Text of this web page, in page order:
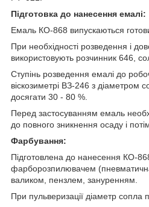
Підготовка до нанесення емалі:
Емаль КО-868 випускаються
При необхідності розведення і
використовують розчинник 646,
Ступінь розведення емалі до
віскозиметрі ВЗ-246 з
досягати 30 - 80 %.
Перед застосуванням емаль
до повного зникнення осаду і
Фарбування:
Підготовлена до нанесення КО-
фарборозпилювачем
валиком, пензлем, зануренням.
При пульверизації діаметр